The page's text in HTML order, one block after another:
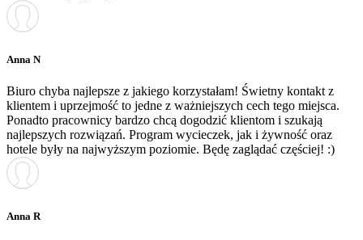
Anna N
Biuro chyba najlepsze z jakiego korzystałam! Świetny kontakt z
klientem i uprzejmość to jedne z ważniejszych cech tego miejsca.
Ponadto pracownicy bardzo chcą dogodzić klientom i szukają
najlepszych rozwiązań. Program wycieczek, jak i żywność oraz
hotele były na najwyższym poziomie. Będę zaglądać częściej! :)
Anna R